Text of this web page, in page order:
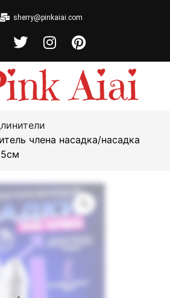
sherry@pinkaiai.com
члена насадка/насадка